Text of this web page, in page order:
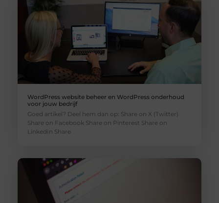
WordPress website beheer en WordPress onderhoud
voor jouw bedrijf
Goed artikel? Deel hem dan op: Share on X (Twitter)
Share on Facebook Share on Pinterest Share on
LinkedIn Share